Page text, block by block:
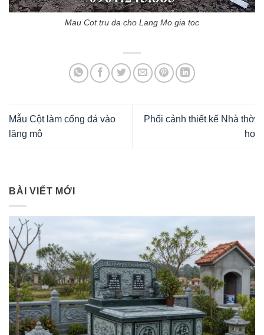
Mau Cot tru da cho Lang Mo gia toc
Mẫu Cột làm cổng đá vào
lăng mộ
Phối cảnh thiết kế Nhà thờ
họ
BÀI VIẾT MỚI